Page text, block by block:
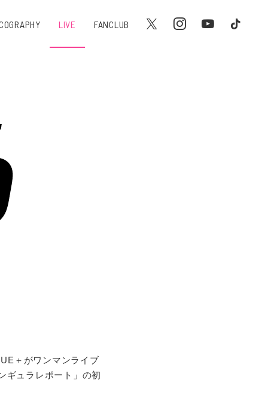
LIVE FANCLUB
＋がワンマンライブ
ギュラレポート」の初